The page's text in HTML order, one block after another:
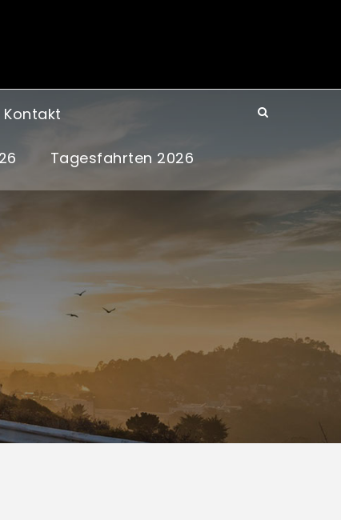
Kontakt
Tagesfahrten 2026